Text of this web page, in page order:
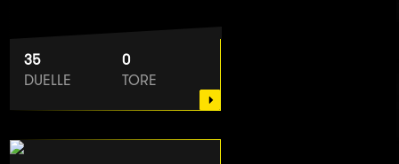
35
DUELLE
0
TORE